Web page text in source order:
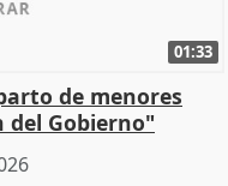
01:33
de menores
Gobierno"